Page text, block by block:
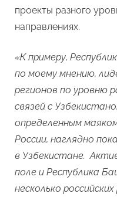
проекты разного
направлениях.
«К примеру,
по моему мнению,
регионов по уровню
связей с
определенным
России, наглядно
в Узбекистане.
поле и Республика
несколько